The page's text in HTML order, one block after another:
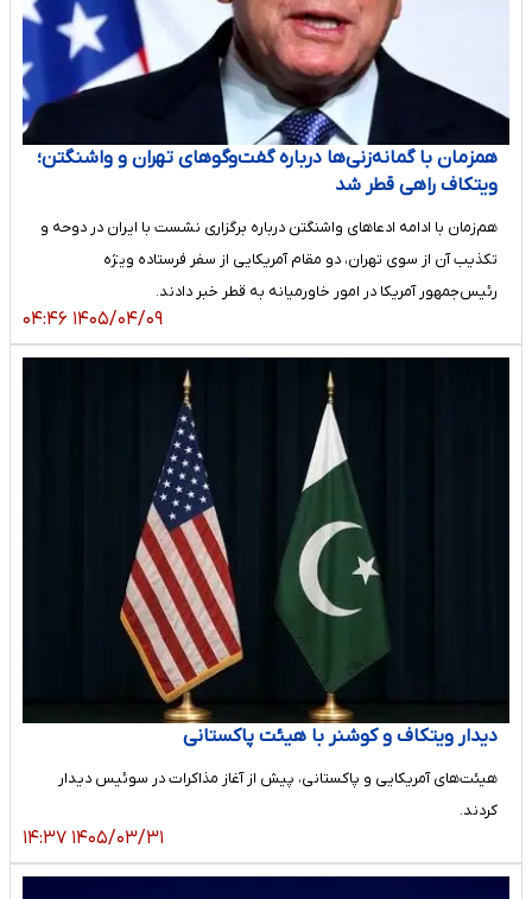
همزمان با گمانه‌زنی‌ها درباره گفت‌وگوهای تهران و واشنگتن؛
ویتکاف راهی قطر شد
هم‌زمان با ادامه ادعاهای واشنگتن درباره برگزاری نشست با ایران در دوحه و
تکذیب آن از سوی تهران، دو مقام آمریکایی از سفر فرستاده ویژه
رئیس‌جمهور آمریکا در امور خاورمیانه به قطر خبر دادند.
۱۴۰۵/۰۴/۰۹ ۰۴:۴۶
دیدار ویتکاف و کوشنر با هیئت پاکستانی
هیئت‌های آمریکایی و پاکستانی، پیش از آغاز مذاکرات در سوئیس دیدار
کردند.
۱۴۰۵/۰۳/۳۱ ۱۴:۳۷